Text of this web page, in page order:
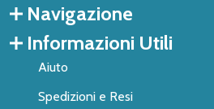
Navigazione
Informazioni Utili
Aiuto
Spedizioni e Resi